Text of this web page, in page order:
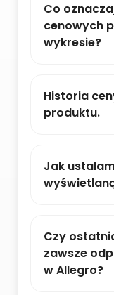
Co
cenowych
wykresie?
Historia
produktu.
Jak
Czy
zawsze
w Allegro?